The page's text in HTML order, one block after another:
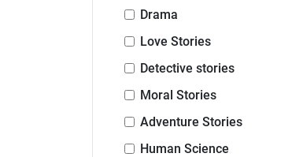
Drama
Love Stories
Detective stories
Moral Stories
Adventure Stories
Human Science